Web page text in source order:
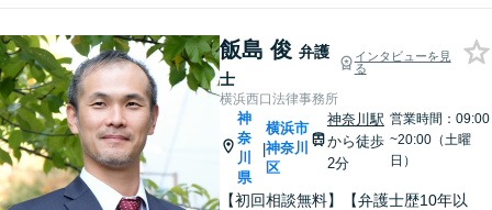
飯島 俊 弁護
士
インタビューを見
る
横浜西口法律事務所
神
奈
川
県
|
横浜市
神奈川
区
神奈川駅
から徒歩
2分
営業時間：09:00
~20:00（土曜
日）
【初回相談無料】【弁護士歴10年以